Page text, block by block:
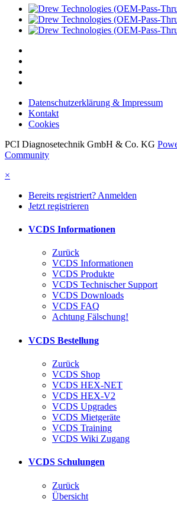
Datenschutzerklärung & Impressum
Kontakt
Cookies
PCI Diagnosetechnik GmbH & Co. KG
Community
×
Bereits registriert? Anmelden
Jetzt registrieren
VCDS Informationen
Zurück
VCDS Informationen
VCDS Produkte
VCDS Technischer Support
VCDS Downloads
VCDS FAQ
Achtung Fälschung!
VCDS Bestellung
Zurück
VCDS Shop
VCDS HEX-NET
VCDS HEX-V2
VCDS Upgrades
VCDS Mietgeräte
VCDS Training
VCDS Wiki Zugang
VCDS Schulungen
Zurück
Übersicht